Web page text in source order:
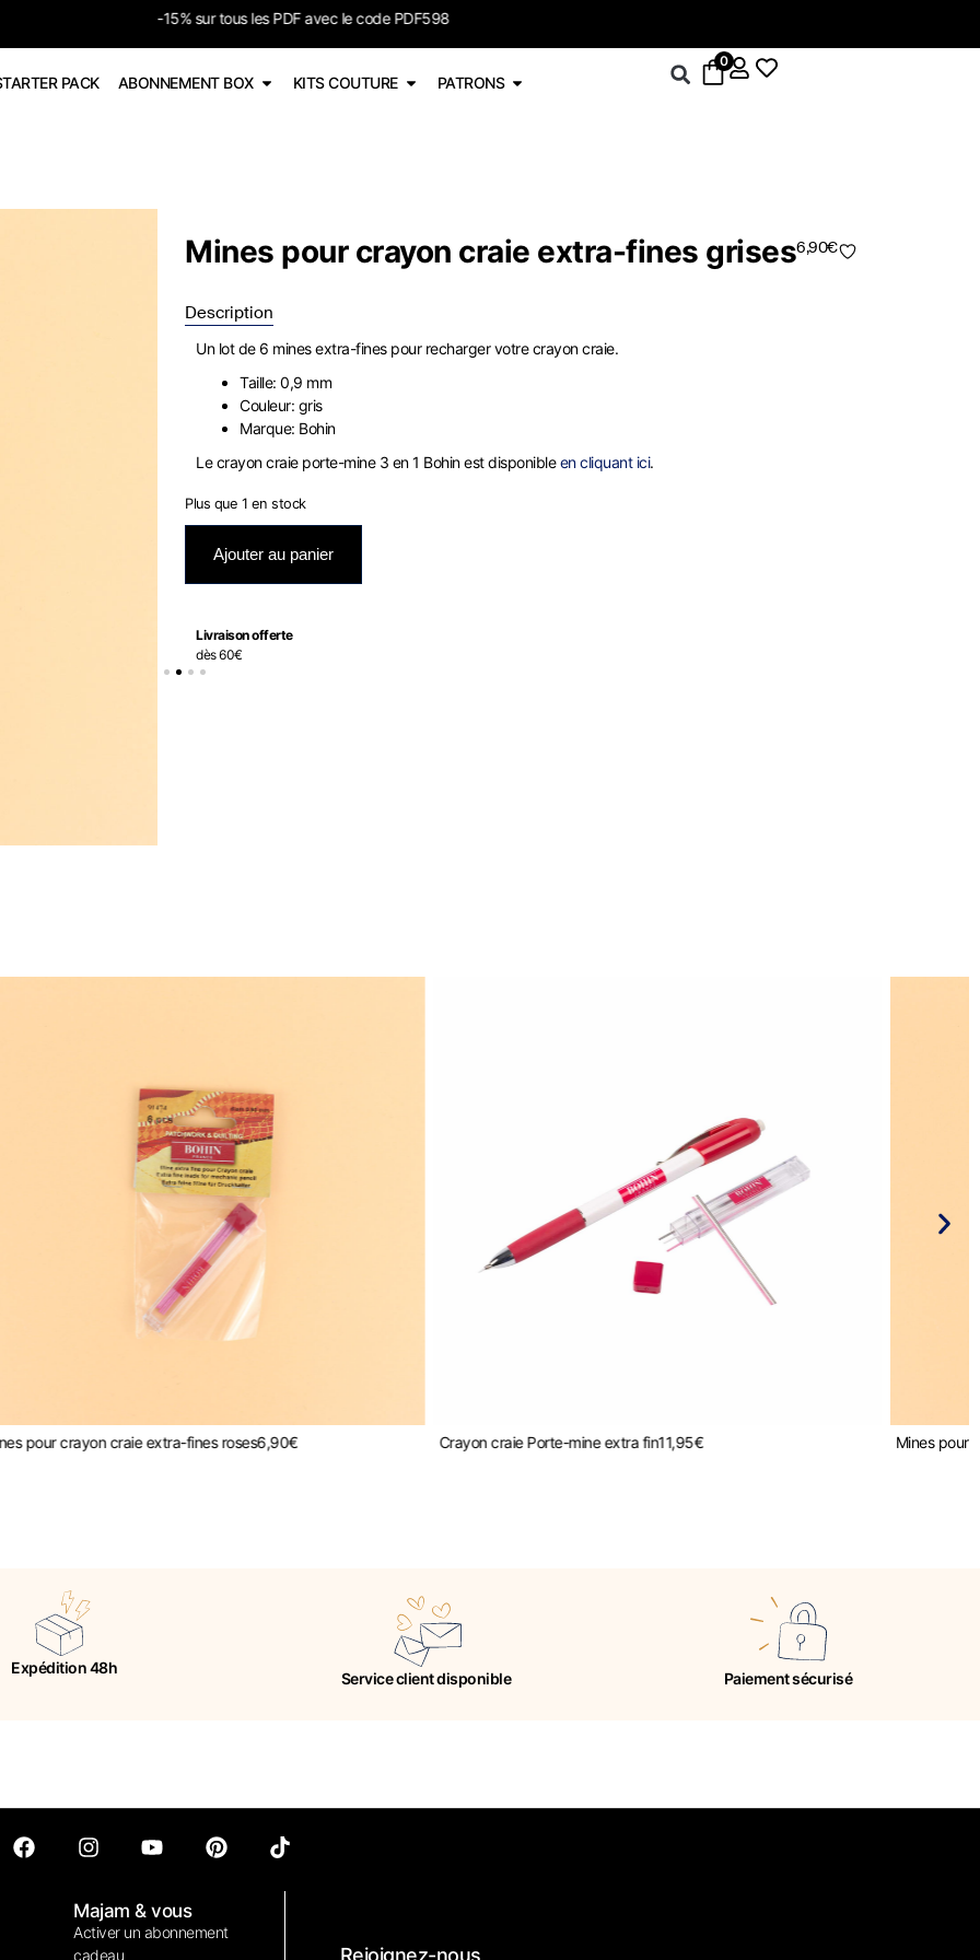
-15% sur tous les PDF avec le code PDF598
PACK ABONNEMENT BOX KITS COUTURE PATRONS
0
Mines pour crayon craie extra-fines grises6,90€
Plus que 1 en stock
Ajouter au panier
Livraison offerte
dès 60€
Description
Un lot de 6 mines extra-fines pour recharger votre crayon craie.
Taille: 0,9 mm
Couleur: gris
Marque: Bohin
Le crayon craie porte-mine 3 en 1 Bohin est disponibleen cliquant ici.
pour crayon craie extra-fines roses6,90€ Crayon craie Porte-mine extra fin11,95€ Mines pour
Expédition 48h
Service client disponible Paiement sécurisé
Majam & vous
Activer un abonnement
cadeau
Rejoignez-nous